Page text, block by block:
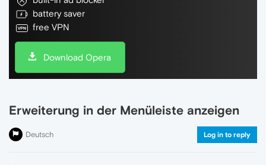
battery saver
free VPN
Download Opera
Erweiterung in der Menüleiste anzeigen
Deutsch Log in to reply